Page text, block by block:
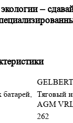
–
GELBERT
Тяговый
AGM
262